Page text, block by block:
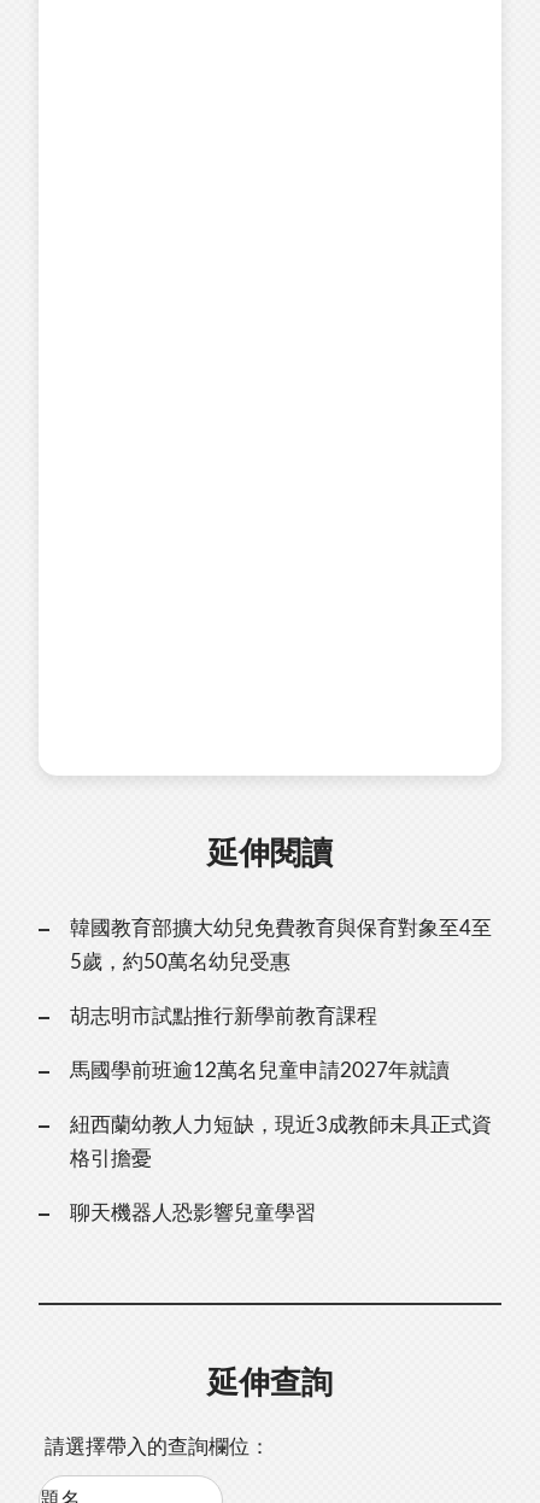
延伸閱讀
韓國教育部擴大幼兒免費教育與保育對象至4至
5歲，約50萬名幼兒受惠
胡志明市試點推行新學前教育課程
馬國學前班逾12萬名兒童申請2027年就讀
紐西蘭幼教人力短缺，現近3成教師未具正式資
格引擔憂
聊天機器人恐影響兒童學習
延伸查詢
請選擇帶入的查詢欄位：